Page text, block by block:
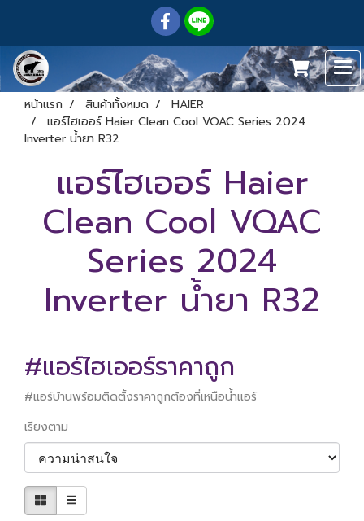
หน้าแรก สินค้าทั้งหมด
HAIER
แอร์ไฮเออร์ Haier Clean Cool VQAC Series 2024
Inverter น้ำยา R32
แอร์ไฮเออร์ Haier
Clean Cool VQAC
Series 2024
Inverter น้ำยา R32
#แอร์ไฮเออร์ราคาถูก
#แอร์บ้านพร้อมติดตั้งราคาถูกต้องที่เหนือน้ำแอร์
เรียงตาม